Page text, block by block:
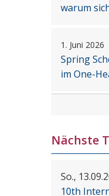
warum
1. Juni 2026
Spring
im One-
Nächste
So.,
10th